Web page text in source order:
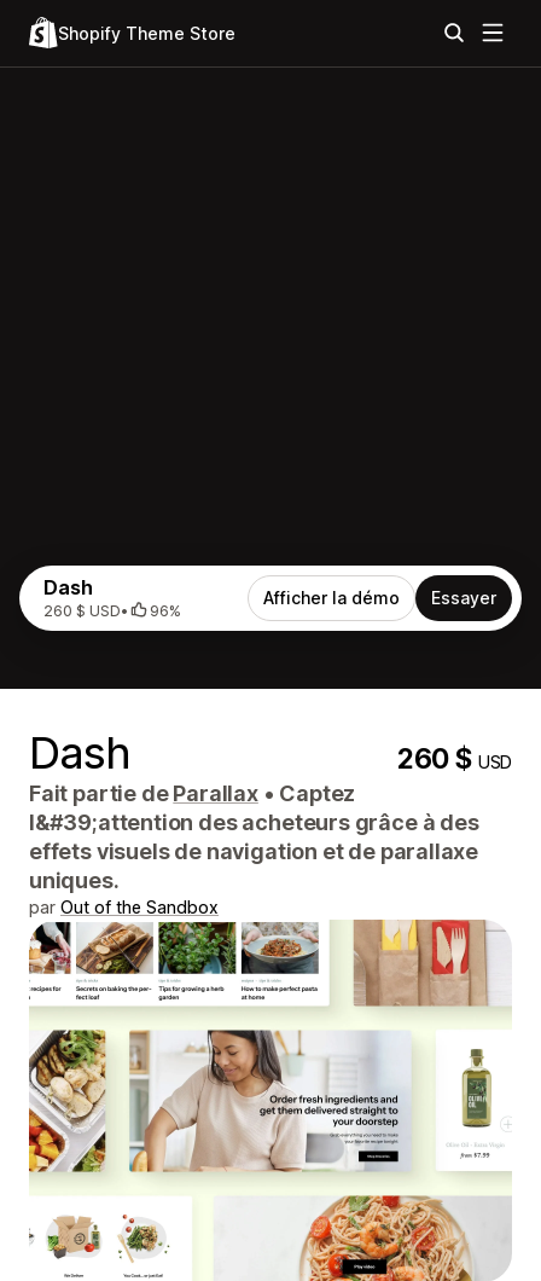
Shopify Theme Store
Dash
260 $ USD• 96%
Afficher la démo Essayer
Dash 260 $USD
Fait partie deParallax • Captez
l&#39;attention des acheteurs grâce à des
effets visuels de navigation et de parallaxe
uniques.
par Out of the Sandbox